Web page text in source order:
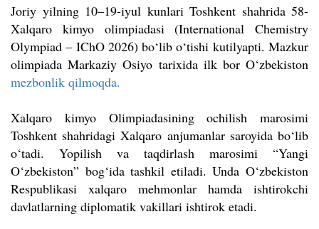
Joriy yilning 10–19-iyul kunlari Toshkent shahrida 58-
Xalqaro kimyo olimpiadasi (International Chemistry
Olympiad – IChO 2026) bo‘lib o‘tishi kutilyapti. Mazkur
olimpiada Markaziy Osiyo tarixida ilk bor O‘zbekiston
mezbonlik qilmoqda.
Xalqaro kimyo Olimpiadasining ochilish marosimi
Toshkent shahridagi Xalqaro anjumanlar saroyida bo‘lib
o‘tadi. Yopilish va taqdirlash marosimi “Yangi
O‘zbekiston” bog‘ida tashkil etiladi. Unda O‘zbekiston
Respublikasi xalqaro mehmonlar hamda ishtirokchi
davlatlarning diplomatik vakillari ishtirok etadi.